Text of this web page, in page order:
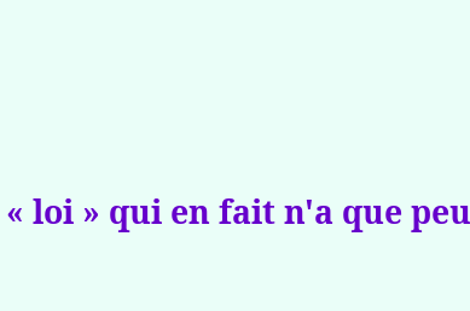
« loi » qui en fait n'a que